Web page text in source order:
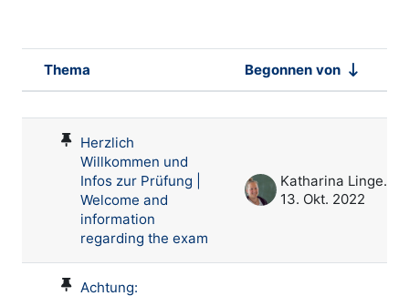
Status
Thema Begonnen von
Herzlich
Willkommen und
Infos zur Prüfung |
Welcome and
information
regarding the exam
Katharina Lingenau
13. Okt. 2022
Achtung: